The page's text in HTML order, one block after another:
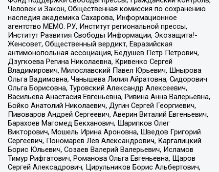
Человек и Закон, Общественная комиссия по сохранению
наследия академика Сахарова, Информационное
агентство МЕМО. РУ, Институт региональной прессы,
Институт Развития Свободы Информации, Экозащита!-
Женсовет, Общественный вердикт, Евразийская
антимонопольная ассоциация, Бедушев Петр Петрович,
Дзугкоева Регина Николаевна, Кривенко Сергей
Владимирович, Милославский Павел Юрьевич, Шнырова
Ольга Вадимовна, Чанышева Лилия Айратовна, Сидорович
Ольга Борисовна, Туровский Александр Алексеевич,
Васильева Анастасия Евгеньевна, Ривина Анна Валерьевна,
Бойко Анатолий Николаевич, Дугин Сергей Георгиевич,
Пивоваров Андрей Сергеевич, Аверин Виталий Евгеньевич,
Барахоев Магомед Бекханович, Шарипков Олег
Викторович, Мошель Ирина Ароновна, Шведов Григорий
Сергеевич, Пономарев Лев Александрович, Каргалицкий
Борис Юльевич, Созаев Валерий Валерьевич, Исламов
Тимур Рифгатович, Романова Ольга Евгеньевна, Щаров
Сергей Алексадрович, Цирульников Борис Альбертович,